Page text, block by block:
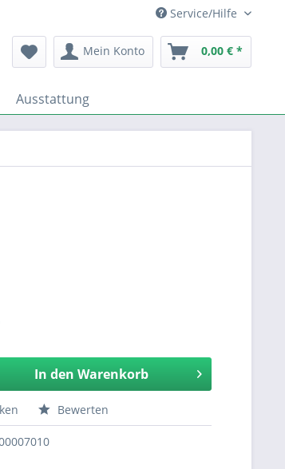
Service/Hilfe
Mein Konto 0,00 € *
Ausstattung
In den Warenkorb
Bewerten